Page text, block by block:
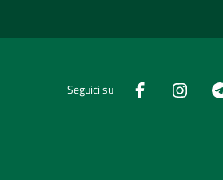
Seguici su